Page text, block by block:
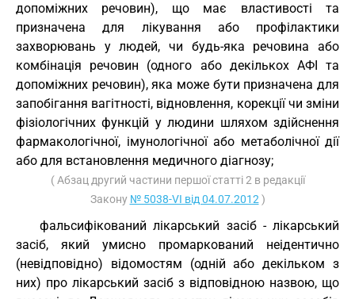
допоміжних речовин), що має властивості та
призначена для лікування або профілактики
захворювань у людей, чи будь-яка речовина або
комбінація речовин (одного або декількох АФІ та
допоміжних речовин), яка може бути призначена для
запобігання вагітності, відновлення, корекції чи зміни
фізіологічних функцій у людини шляхом здійснення
фармакологічної, імунологічної або метаболічної дії
або для встановлення медичного діагнозу;
( Абзац другий частини першої статті 2 в редакції
Закону № 5038-VI від 04.07.2012 )
фальсифікований лікарський засіб - лікарський
засіб, який умисно промаркований неідентично
(невідповідно) відомостям (одній або декільком з
них) про лікарський засіб з відповідною назвою, що